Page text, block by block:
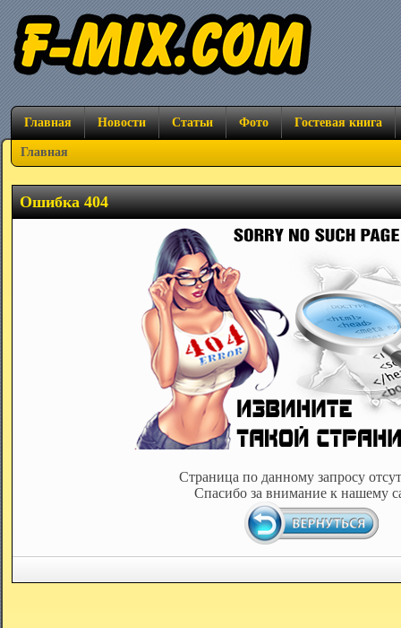
Главная Новости Статьи Фото Гостевая книга
Главная
Ошибка 404
Страница по данному запросу
Спасибо за внимание к нашему